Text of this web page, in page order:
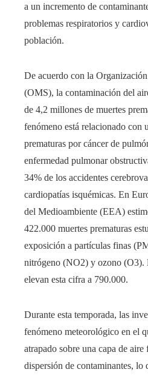
a un incremento de
problemas respiratorios y
población.
De acuerdo con la
(OMS), la contaminación del
de 4,2 millones de muertes
fenómeno está relacionado con
prematuras por cáncer de
enfermedad pulmonar
34% de los accidentes
cardiopatías isquémicas. En
del Medioambiente (EEA)
422.000 muertes prematuras
exposición a partículas finas
nitrógeno (NO2) y ozono (O3).
elevan esta cifra a 790.000.
Durante esta temporada, las
fenómeno meteorológico en el
atrapado sobre una capa de
dispersión de contaminantes, lo